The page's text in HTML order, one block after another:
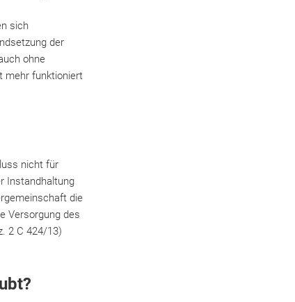
sich
der
ohne
mehr funktioniert
nicht für
Instandhaltung
die
Versorgung des
2 C 424/13)